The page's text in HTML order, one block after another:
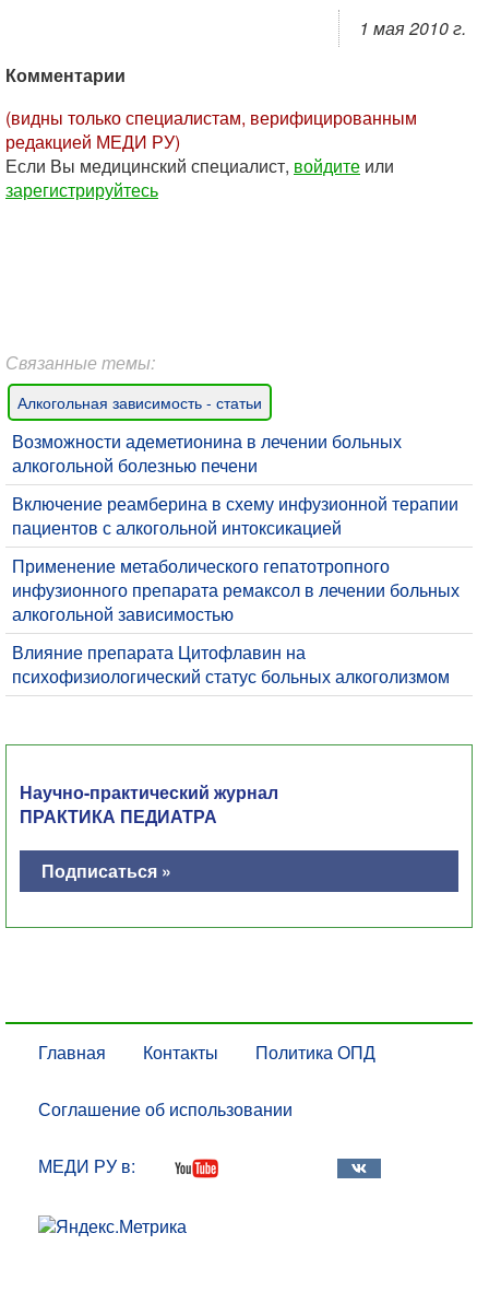
1 мая 2010 г.
Комментарии
(видны только специалистам, верифицированным
редакцией МЕДИ РУ)
Если Вы медицинский специалист, войдите или
зарегистрируйтесь
Связанные темы:
Алкогольная зависимость - статьи
​Возможности адеметионина в лечении больных
алкогольной болезнью печени
Включение реамберина в схему инфузионной терапии
пациентов с алкогольной интоксикацией
Применение метаболического гепатотропного
инфузионного препарата ремаксол в лечении больных
алкогольной зависимостью
Влияние препарата Цитофлавин на
психофизиологический статус больных алкоголизмом
Научно-практический журнал
ПРАКТИКА ПЕДИАТРА
Подписаться »
Главная Контакты Политика ОПД
Соглашение об использовании
МЕДИ РУ в: